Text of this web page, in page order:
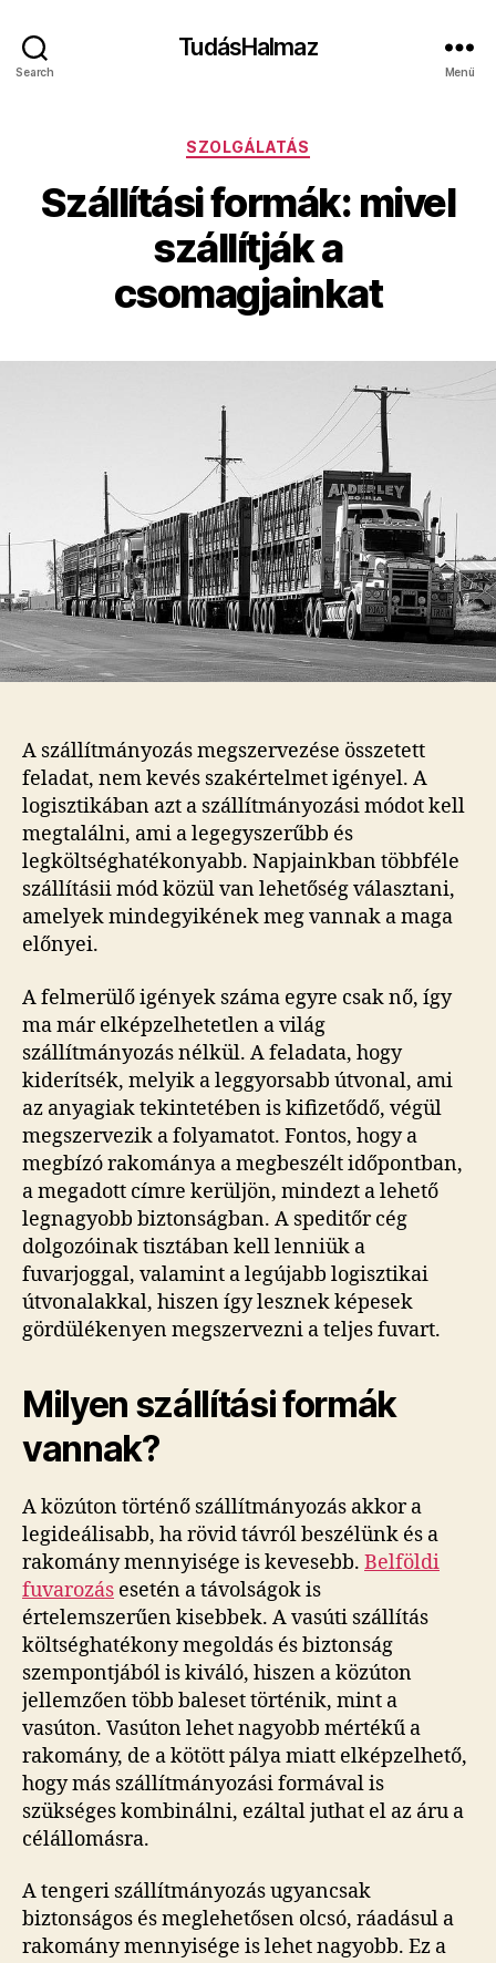
Search
TudásHalmaz
Menü
Kategóriák
SZOLGÁLATÁS
Szállítási formák: mivel
szállítják a
csomagjainkat
A szállítmányozás megszervezése összetett
feladat, nem kevés szakértelmet igényel. A
logisztikában azt a szállítmányozási módot kell
megtalálni, ami a legegyszerűbb és
legköltséghatékonyabb. Napjainkban többféle
szállításii mód közül van lehetőség választani,
amelyek mindegyikének meg vannak a maga
előnyei.
A felmerülő igények száma egyre csak nő, így
ma már elképzelhetetlen a világ
szállítmányozás nélkül. A feladata, hogy
kiderítsék, melyik a leggyorsabb útvonal, ami
az anyagiak tekintetében is kifizetődő, végül
megszervezik a folyamatot. Fontos, hogy a
megbízó rakománya a megbeszélt időpontban,
a megadott címre kerüljön, mindezt a lehető
legnagyobb biztonságban. A speditőr cég
dolgozóinak tisztában kell lenniük a
fuvarjoggal, valamint a legújabb logisztikai
útvonalakkal, hiszen így lesznek képesek
gördülékenyen megszervezni a teljes fuvart.
Milyen szállítási formák
vannak?
A közúton történő szállítmányozás akkor a
legideálisabb, ha rövid távról beszélünk és a
rakomány mennyisége is kevesebb. Belföldi
fuvarozás esetén a távolságok is
értelemszerűen kisebbek. A vasúti szállítás
költséghatékony megoldás és biztonság
szempontjából is kiváló, hiszen a közúton
jellemzően több baleset történik, mint a
vasúton. Vasúton lehet nagyobb mértékű a
rakomány, de a kötött pálya miatt elképzelhető,
hogy más szállítmányozási formával is
szükséges kombinálni, ezáltal juthat el az áru a
célállomásra.
A tengeri szállítmányozás ugyancsak
biztonságos és meglehetősen olcsó, ráadásul a
rakomány mennyisége is lehet nagyobb. Ez a